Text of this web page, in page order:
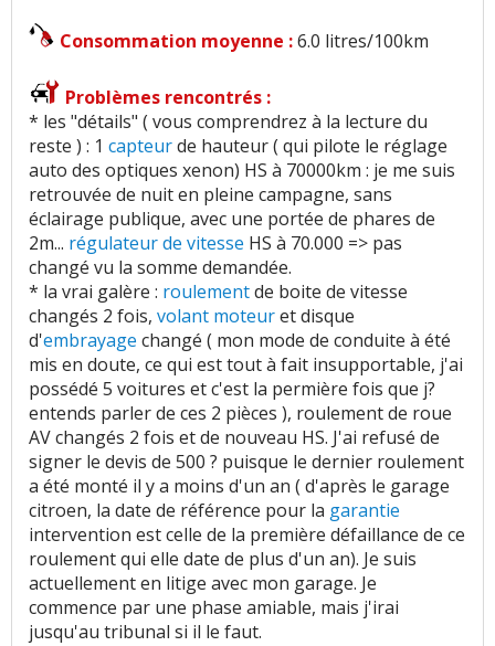
Consommation moyenne :6.0 litres/100km
Problèmes rencontrés :
* les "détails" ( vous comprendrez à la lecture du
reste ) : 1 capteurde hauteur ( qui pilote le réglage
auto des optiques xenon) HS à 70000km : je me suis
retrouvée de nuit en pleine campagne, sans
éclairage publique, avec une portée de phares de
2m... régulateur de vitesse HS à 70.000 => pas
changé vu la somme demandée.
* la vrai galère : roulementde boite de vitesse
changés 2 fois, volant moteuret disque
d'embrayage changé ( mon mode de conduite à été
mis en doute, ce qui est tout à fait insupportable, j'ai
possédé 5 voitures et c'est la permière fois que j?
entends parler de ces 2 pièces ), roulement de roue
AV changés 2 fois et de nouveau HS. J'ai refusé de
signer le devis de 500 ? puisque le dernier roulement
a été monté il y a moins d'un an ( d'après le garage
citroen, la date de référence pour la garantie
intervention est celle de la première défaillance de ce
roulement qui elle date de plus d'un an). Je suis
actuellement en litige avec mon garage. Je
commence par une phase amiable, mais j'irai
jusqu'au tribunal si il le faut.